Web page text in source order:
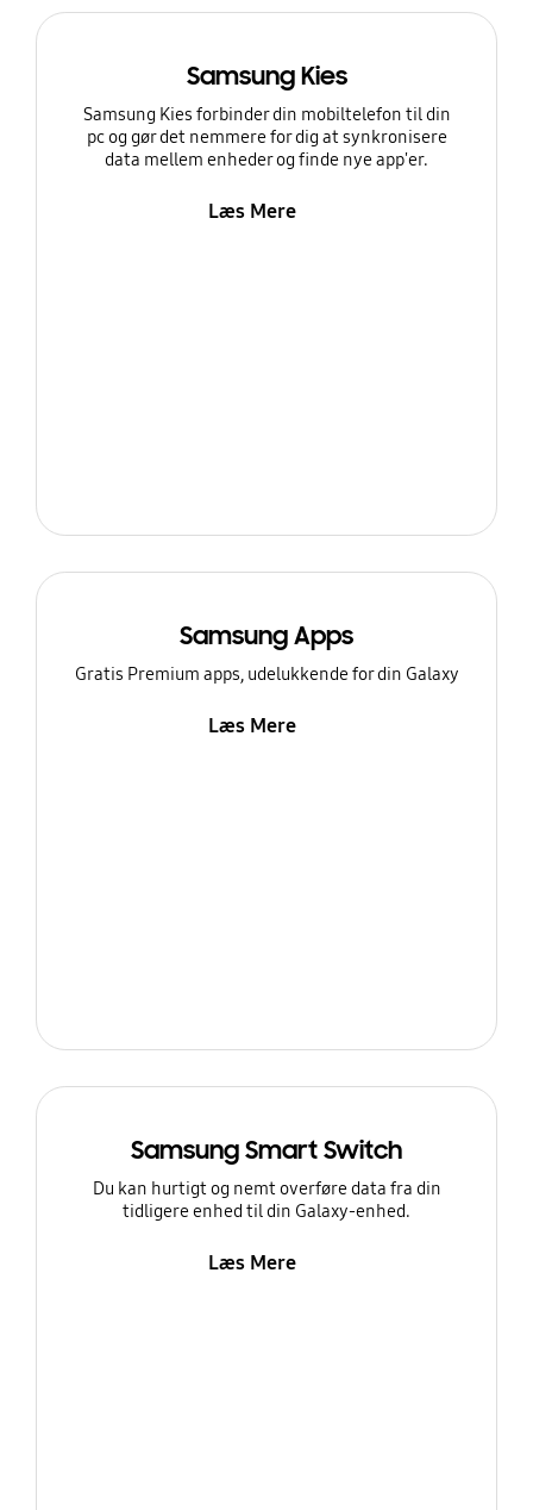
Samsung Kies
Samsung Kies forbinder din mobiltelefon til din
pc og gør det nemmere for dig at synkronisere
data mellem enheder og finde nye app'er.
Læs Mere
Samsung Apps
Gratis Premium apps, udelukkende for din Galaxy
Læs Mere
Samsung Smart Switch
Du kan hurtigt og nemt overføre data fra din
tidligere enhed til din Galaxy-enhed.
Læs Mere